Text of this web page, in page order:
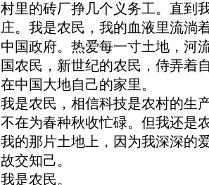
村里的砖厂挣几个义务工。直到
庄。我是农民，我的血液里流淌
中国政府。热爱每一寸土地，河
国农民，新世纪的农民，侍弄着
在中国大地自己的家里。
我是农民，相信科技是农村的生
不在为春种秋收忙碌。但我还是
我的那片土地上，因为我深深的
故交知己。
我是农民。